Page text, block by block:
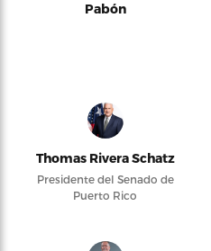
Pabón
Thomas Rivera Schatz
Presidente del Senado de
Puerto Rico